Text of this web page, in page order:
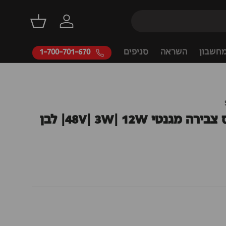
דילוג
התחברותסל קניות
השראה סניפים 1-700-701-670
ספוט ורד לפס צבירה מגנטי 48V| 3W| 12W| לבן